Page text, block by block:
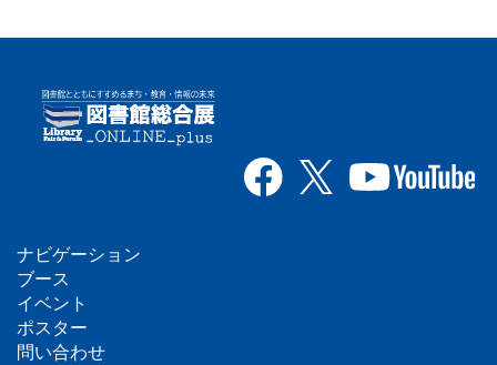
フ
ッ
ナビゲーション
ブース
イベント
ポスター
問い合わせ